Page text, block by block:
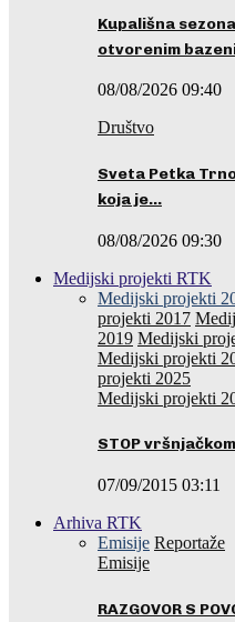
Kupališna
otvorenim
08/08/2026 09:40
Društvo
Sveta Petka
koja je…
08/08/2026 09:30
Medijski projekti RTK
Medijski projekti
projekti 2017
2019 Medijski
Medijski projekti
projekti 2025
Medijski projekti
STOP
07/09/2015 03:11
Arhiva RTK
Emisije Reportaže
Emisije
RAZGOVOR S